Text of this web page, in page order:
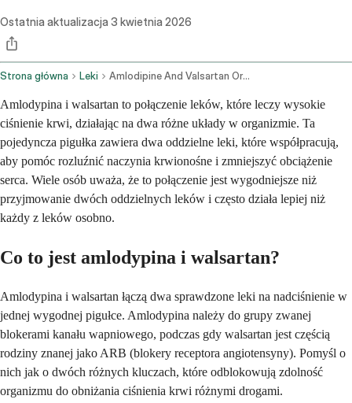
Ostatnia aktualizacja 3 kwietnia 2026
Strona główna Leki Amlodipine And Valsartan Oral Route
Amlodypina i walsartan to połączenie leków, które leczy wysokie
ciśnienie krwi, działając na dwa różne układy w organizmie. Ta
pojedyncza pigułka zawiera dwa oddzielne leki, które współpracują,
aby pomóc rozluźnić naczynia krwionośne i zmniejszyć obciążenie
serca. Wiele osób uważa, że to połączenie jest wygodniejsze niż
przyjmowanie dwóch oddzielnych leków i często działa lepiej niż
każdy z leków osobno.
Co to jest amlodypina i walsartan?
Amlodypina i walsartan łączą dwa sprawdzone leki na nadciśnienie w
jednej wygodnej pigułce. Amlodypina należy do grupy zwanej
blokerami kanału wapniowego, podczas gdy walsartan jest częścią
rodziny znanej jako ARB (blokery receptora angiotensyny). Pomyśl o
nich jak o dwóch różnych kluczach, które odblokowują zdolność
organizmu do obniżania ciśnienia krwi różnymi drogami.